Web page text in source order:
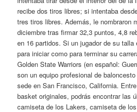
recibe dos tiros libres; si intentaba
tres tiros libres. Además, le nombraron
diciembre tras firmar 32,3 puntos, 4,8
en 16 partidos. Si un jugador de su
para iniciar como para terminar su
Golden State Warriors (en español:
son un equipo profesional de
sede en San Francisco, California.
basket originales, podrás encontrar las
camiseta de los Lakers, camiseta de